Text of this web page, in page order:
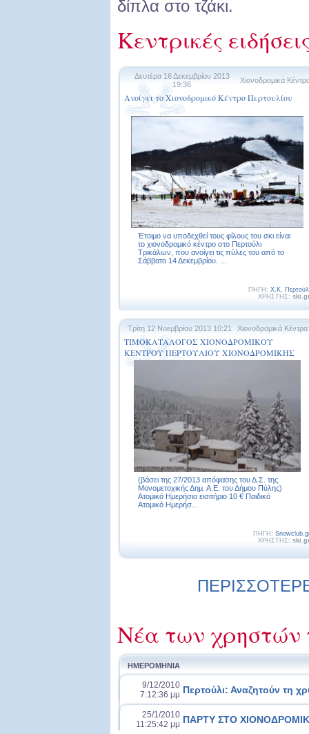
δίπλα στο τζάκι.
Κεντρικές
Δευτέρα 16 Δεκεμβρίου 2013
19:36
Χιονοδρομικά
Ανοίγει το Χιονοδρομικό Κέντρο Περτουλίου
Έτοιμο να υποδεχθεί τους φίλους του σκι είναι
το χιονοδρομικό κέντρο στο Περτούλι
Τρικάλων, που ανοίγει τις πύλες του από το
Σάββατο 14 Δεκεμβρίου. ...
ΠΗΓΗ: Χ.Κ.
ΧΡΗΣΤΗΣ:
Τρίτη 12 Νοεμβρίου 2013 10:21 Χιονοδρομικά Κέντρα
ΤΙΜΟΚΑΤΑΛΟΓΟΣ ΧΙΟΝΟΔΡΟΜΙΚΟΥ
ΚΕΝΤΡΟΥ ΠΕΡΤΟΥΛΙΟΥ ΧΙΟΝΟΔΡΟΜΙΚΗΣ
ΠΕΡΙΟΔΟΥ 2013 – 2014
(βάσει της 27/2013 απόφασης του Δ.Σ. της
Μονομετοχικής Δημ. Α.Ε. του Δήμου Πύλης)
Ατομικό Ημερήσιο εισιτήριο 10 € Παιδικό
Ατομικό Ημερήσ...
ΠΗΓΗ:
ΧΡΗΣΤΗΣ:
Νέα των χρηστών
ΗΜΕΡΟΜΗΝΙΑ
9/12/2010
7:12:36 μμ Περτούλι: Αναζητούν τη
25/1/2010
11:25:42 μμ ΠΑΡΤΥ ΣΤΟ